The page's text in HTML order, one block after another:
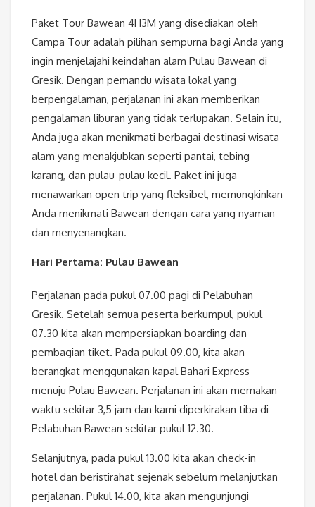
Paket Tour Bawean 4H3M yang disediakan oleh
Campa Tour adalah pilihan sempurna bagi Anda yang
ingin menjelajahi keindahan alam Pulau Bawean di
Gresik. Dengan pemandu wisata lokal yang
berpengalaman, perjalanan ini akan memberikan
pengalaman liburan yang tidak terlupakan. Selain itu,
Anda juga akan menikmati berbagai destinasi wisata
alam yang menakjubkan seperti pantai, tebing
karang, dan pulau-pulau kecil. Paket ini juga
menawarkan open trip yang fleksibel, memungkinkan
Anda menikmati Bawean dengan cara yang nyaman
dan menyenangkan.
Hari Pertama: Pulau Bawean
Perjalanan pada pukul 07.00 pagi di Pelabuhan
Gresik. Setelah semua peserta berkumpul, pukul
07.30 kita akan mempersiapkan boarding dan
pembagian tiket. Pada pukul 09.00, kita akan
berangkat menggunakan kapal Bahari Express
menuju Pulau Bawean. Perjalanan ini akan memakan
waktu sekitar 3,5 jam dan kami diperkirakan tiba di
Pelabuhan Bawean sekitar pukul 12.30.
Selanjutnya, pada pukul 13.00 kita akan check-in
hotel dan beristirahat sejenak sebelum melanjutkan
perjalanan. Pukul 14.00, kita akan mengunjungi